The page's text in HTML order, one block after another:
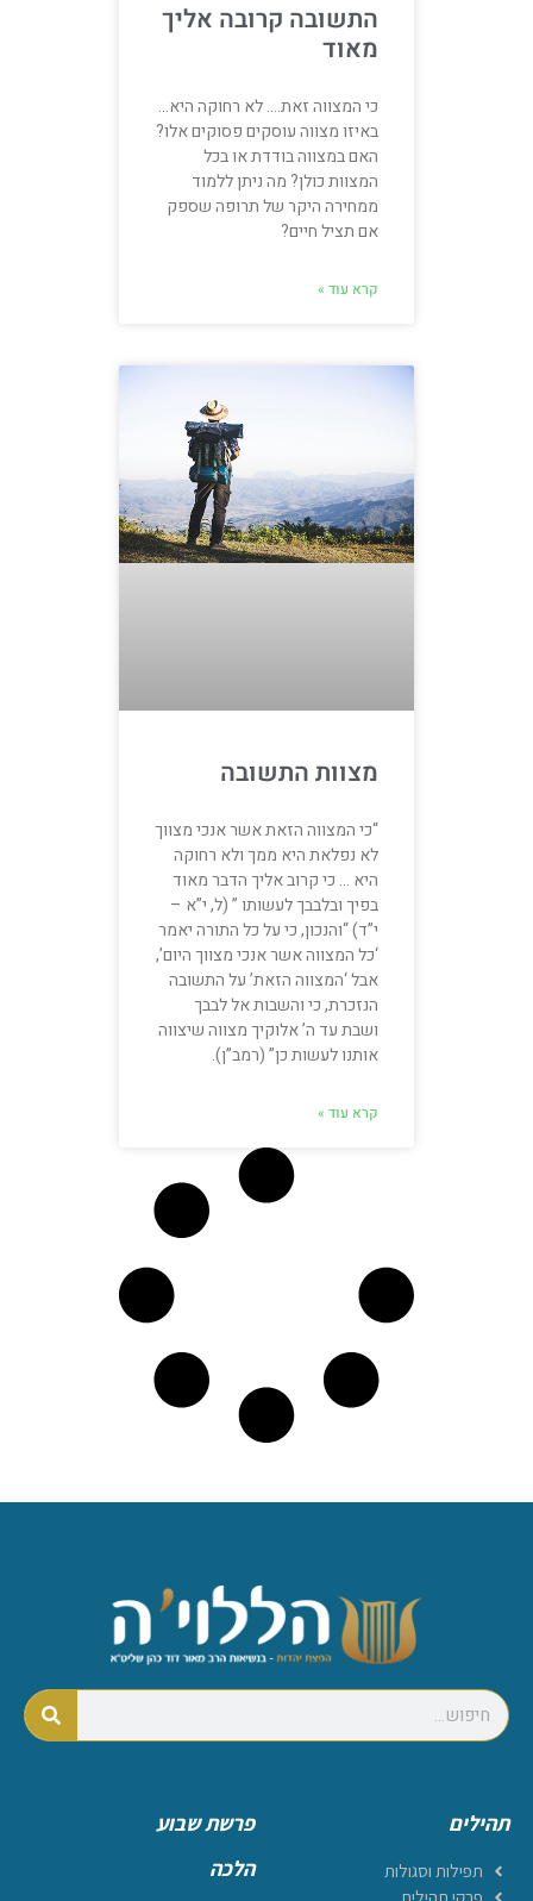
התשובה קרובה אליך
מאוד
כי המצווה זאת…. לא רחוקה היא…
באיזו מצווה עוסקים פסוקים אלו?
האם במצווה בודדת או בכל
המצוות כולן? מה ניתן ללמוד
ממחירה היקר של תרופה שספק
אם תציל חיים?
קרא עוד »
מצוות התשובה
“כי המצווה הזאת אשר אנכי מצווך
לא נפלאת היא ממך ולא רחוקה
היא … כי קרוב אליך הדבר מאוד
בפיך ובלבבך לעשותו ” (ל, י”א –
י”ד) “והנכון, כי על כל התורה יאמר
‘כל המצווה אשר אנכי מצווך היום’,
אבל ‘המצווה הזאת’ על התשובה
הנזכרת, כי והשבות אל לבבך
ושבת עד ה’ אלוקיך מצווה שיצווה
אותנו לעשות כן” (רמב”ן).
קרא עוד »
תהילים
תפילות וסגולות
פרשת שבוע
הלכה